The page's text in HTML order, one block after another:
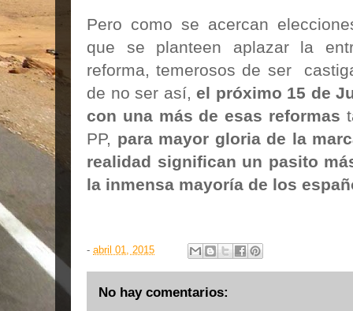
Pero como se acercan
que se planteen aplazar la
reforma, temerosos de ser
de no ser así, el próximo 15 de
con una más de esas reformas
PP, para mayor gloria de la
realidad significan un pasito
la inmensa mayoría de los
- abril 01, 2015
No hay comentarios: